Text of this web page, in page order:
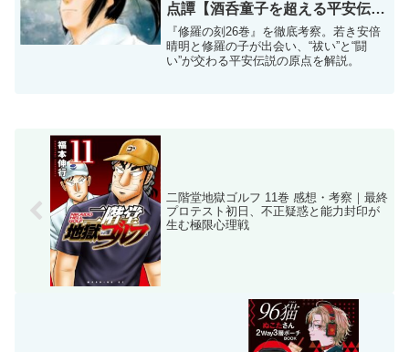
点譚【酒呑童子を超える平安伝
説】
『修羅の刻26巻』を徹底考察。若き安倍
晴明と修羅の子が出会い、“祓い”と“闘
い”が交わる平安伝説の原点を解説。
二階堂地獄ゴルフ 11巻 感想・考察｜最終
プロテスト初日、不正疑惑と能力封印が
生む極限心理戦